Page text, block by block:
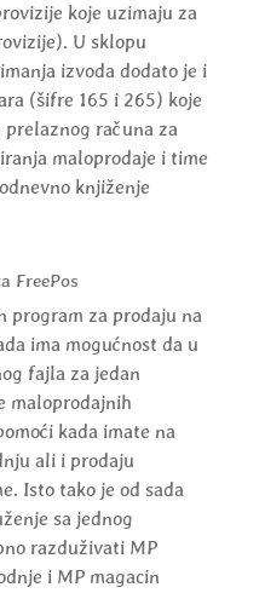
koje uzimaju za
U sklopu
izvoda dodato je i
(šifre 165 i 265) koje
računa za
maloprodaje i time
knjiženje
FreePos
program za prodaju na
ima mogućnost da u
fajla za jedan
maloprodajnih
kada imate na
ali i prodaju
Isto tako je od sada
sa jednog
razduživati MP
i MP magacin